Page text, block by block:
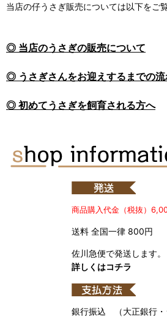
当店の仔うさぎ販売については以下をご
◎ 当店のうさぎの販売について
◎ うさぎさんをお迎えするまでの
◎ 初めてうさぎを飼育される方へ
商品購入代金（税抜）
送料 全国一律 800円
佐川急便で発送します。
詳しくはコチラ
銀行振込 （大正銀行・